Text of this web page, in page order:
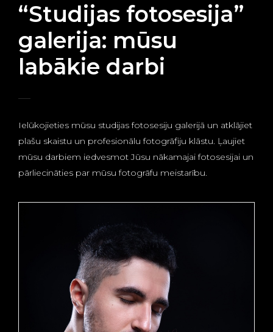
“Studijas fotosesija”
galerija: mūsu
labākie darbi
Ielūkojieties mūsu studijas fotosesiju galerijā un atklājiet
plašu skaistu un profesionālu fotogrāfiju klāstu. Ļaujiet
mūsu darbiem iedvesmot Jūsu nākamajai fotosesijai un
pārliecināties par mūsu fotogrāfu meistarību.